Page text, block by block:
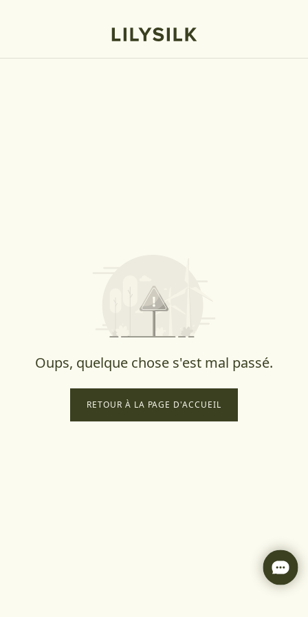
Oups, quelque chose s'est mal passé.
RETOUR À LA PAGE D'ACCUEIL